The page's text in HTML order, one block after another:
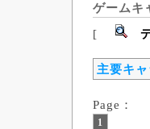
ゲームキ
[
主要キ
Page：
1